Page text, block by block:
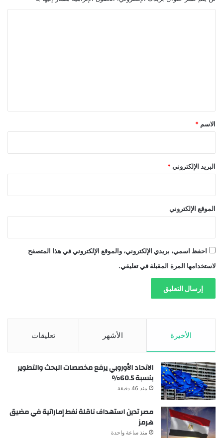
*
الاسم *
البريد الإلكتروني *
الموقع الإلكتروني
احفظ اسمي، بريدي الإلكتروني، والموقع الإلكتروني في هذا المتصفح
لاستخدامها المرة المقبلة في تعليقي.
الأخيرة الأشهر تعليقات
الاتحاد الأوروبي يرفع مخصصات البحث والتطوير
بنسبة 60.5%
منذ 46 دقيقة
مصر تدين استهداف ناقلة نفط إماراتية في مضيق
هرمز
منذ ساعة واحدة